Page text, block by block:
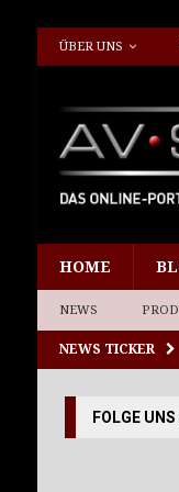
ÜBER UNS
HOME
NEWS
NEWS TICKER
FOLGE